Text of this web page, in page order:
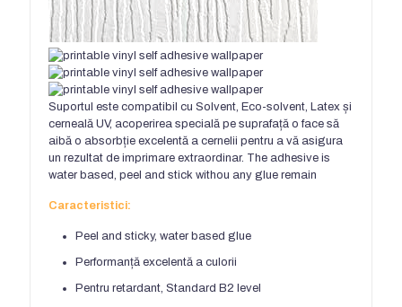
Suportul este compatibil cu Solvent, Eco-solvent, Latex și
cerneală UV, acoperirea specială pe suprafață o face să
aibă o absorbție excelentă a cernelii pentru a vă asigura
un rezultat de imprimare extraordinar. The adhesive is
water based, peel and stick withou any glue remain
Caracteristici:
Peel and sticky, water based glue
Performanță excelentă a culorii
Pentru retardant, Standard B2 level